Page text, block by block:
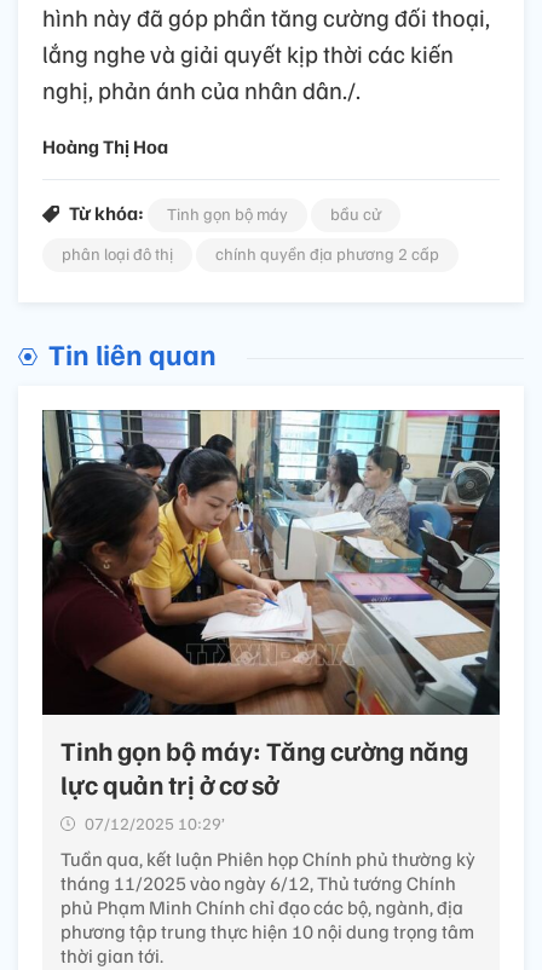
hình này đã góp phần tăng cường đối thoại,
lắng nghe và giải quyết kịp thời các kiến
nghị, phản ánh của nhân dân./.
Hoàng Thị Hoa
Từ khóa: Tinh gọn bộ máy
bầu cử
phân loại đô thị
chính quyền địa phương 2 cấp
Tin liên quan
Tinh gọn bộ máy: Tăng cường năng
lực quản trị ở cơ sở
07/12/2025 10:29’
Tuần qua, kết luận Phiên họp Chính phủ thường kỳ
tháng 11/2025 vào ngày 6/12, Thủ tướng Chính
phủ Phạm Minh Chính chỉ đạo các bộ, ngành, địa
phương tập trung thực hiện 10 nội dung trọng tâm
thời gian tới.